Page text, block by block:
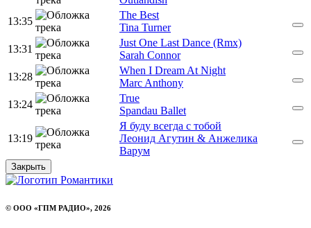
13:35
The Best
Tina Turner
13:31
Just One Last Dance (Rmx)
Sarah Connor
13:28
When I Dream At Night
Marc Anthony
13:24
True
Spandau Ballet
13:19
Я буду всегда с тобой
Леонид Агутин & Анжелика
Варум
Закрыть
© ООО «ГПМ РАДИО», 2026